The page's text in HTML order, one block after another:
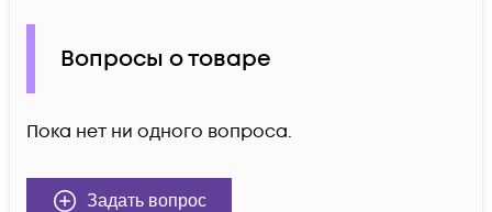
Вопросы о товаре
Пока нет ни одного вопроса.
Задать вопрос